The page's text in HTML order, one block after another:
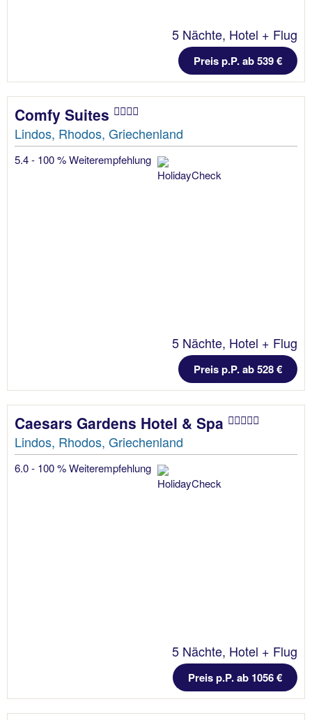
5 Nächte, Hotel + Flug
Preis p.P. ab 539 €
Comfy Suites
Lindos, Rhodos, Griechenland
5.4 - 100 % Weiterempfehlung
5 Nächte, Hotel + Flug
Preis p.P. ab 528 €
Caesars Gardens Hotel & Spa
Lindos, Rhodos, Griechenland
6.0 - 100 % Weiterempfehlung
5 Nächte, Hotel + Flug
Preis p.P. ab 1056 €